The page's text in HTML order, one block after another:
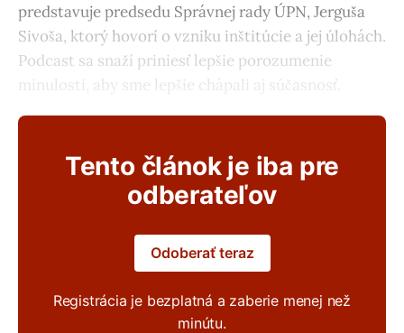
predstavuje predsedu Správnej rady ÚPN, Jerguša
Sivoša, ktorý hovorí o vzniku inštitúcie a jej úlohách.
Podcast sa snaží priniesť lepšie porozumenie
minulosti, aby sme lepšie chápali aj súčasnosť.
Tento článok je iba pre
odberateľov
Odoberať teraz
Registrácia je bezplatná a zaberie menej než
minútu.